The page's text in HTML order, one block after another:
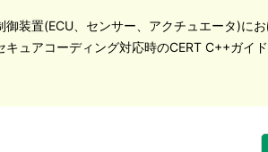
御装置(ECU、センサー、アクチュエータ)に
キュアコーディング対応時のCERT C++ガイ